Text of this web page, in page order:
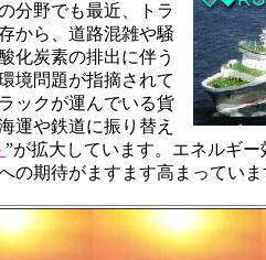
分野でも最近、トラ
から、道路混雑や騒
化炭素の排出に伴う
境問題が指摘されて
ックが運んでいる貨
運や鉄道に振り替え
”が拡大しています。エネルギ
の期待がますます高まっていま